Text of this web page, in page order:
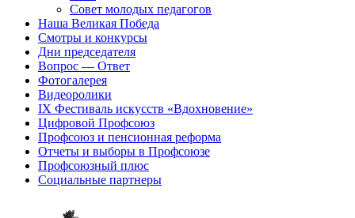
Совет молодых педагогов
Наша Великая Победа
Смотры и конкурсы
Дни председателя
Вопрос — Ответ
Фотогалерея
Видеоролики
IX Фестиваль искусств «Вдохновение»
Цифровой Профсоюз
Профсоюз и пенсионная реформа
Отчеты и выборы в Профсоюзе
Профсоюзный плюс
Социальные партнеры